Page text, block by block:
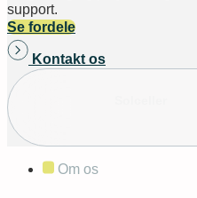
support.
Se fordele
Kontakt os
Om os